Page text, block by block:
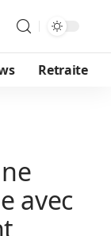
Retraite
avec